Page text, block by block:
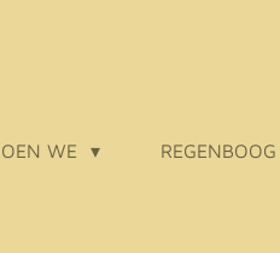
WE REGENBOOG